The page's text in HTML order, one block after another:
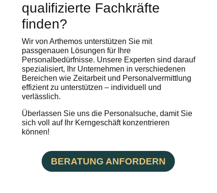
qualifizierte Fachkräfte
finden?
Wir von Arthemos unterstützen Sie mit
passgenauen Lösungen für Ihre
Personalbedürfnisse. Unsere Experten sind darauf
spezialisiert, Ihr Unternehmen in verschiedenen
Bereichen wie Zeitarbeit und Personalvermittlung
effizient zu unterstützen – individuell und
verlässlich.
Überlassen Sie uns die Personalsuche, damit Sie
sich voll auf Ihr Kerngeschäft konzentrieren
können!
BERATUNG ANFORDERN